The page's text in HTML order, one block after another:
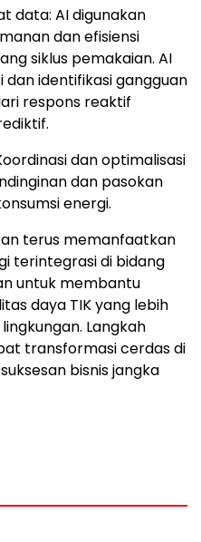
data: AI digunakan
dan efisiensi
siklus pemakaian. AI
dan identifikasi gangguan
respons reaktif
dan optimalisasi
dan pasokan
energi.
terus memanfaatkan
terintegrasi di bidang
untuk membantu
daya TIK yang lebih
Langkah
transformasi cerdas di
bisnis jangka